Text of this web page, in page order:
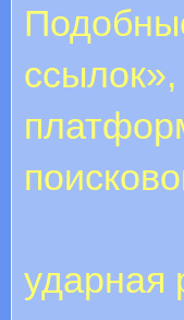
ударная